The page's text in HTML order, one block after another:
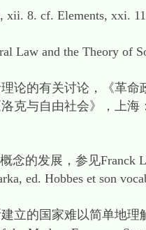
8. cf. Elements, xxi.
and the Theory of
的有关讨论，《革命
克与自由社会》，上
的发展，参见Franck
ed. Hobbes et son
的国家难以简单地理